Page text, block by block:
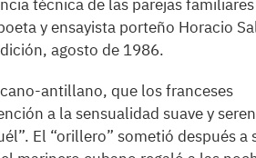
técnica de las parejas
y ensayista porteño Horacio
agosto de 1986.
antillano, que los franceses
a la sensualidad suave y
El “orillero” sometió después a